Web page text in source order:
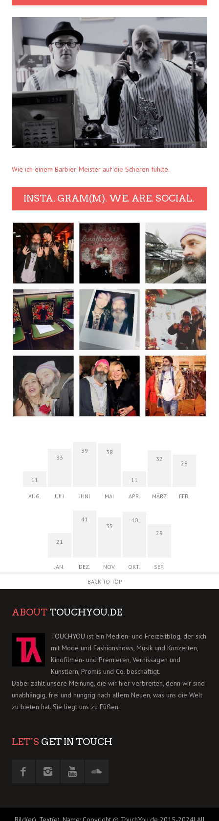
Wie ich einem Barbier-Meister auf die Scheren fühlte.
INSTA. GRAM(M). WE. ARE. SOCIAL.
11
AUG.
33
JULI
39
JUNI
38
MAI
11
APR.
32
MÄRZ
28
FEB.
21
JAN.
41
DEZ.
35
NOV.
40
OKT.
29
SEP.
BACK TO TOP
ABOUT TOUCHYOU.DE
TOUCHYOU ist ein Medien- und Freizeitblog, der sich
mit Mode und Fashionshows, Musik und Konzerten,
Kinofilmen- und Premieren, Vernissagen und
Künstlern, Promis und Co. beschäftigt.
Dabei zählt unsere Meinung, die wir hier verbreiten, denn wir sind
unabhängig, frei und hungrig nach allem Neuen, was uns die Welt
zu bieten hat. Sie liegt uns zu Füßen.
LET´S GET IN TOUCH